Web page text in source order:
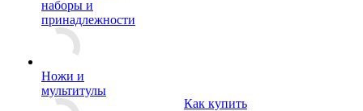
наборы и
принадлежности
Ножи и
мультитулы
Как купить